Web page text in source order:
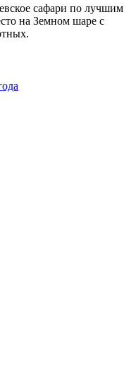
сафари по лучшим
на Земном шаре с